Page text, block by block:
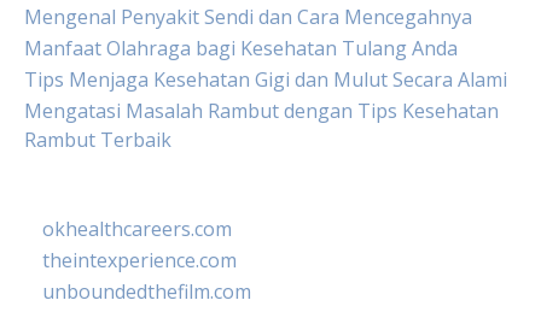
Mengenal Penyakit Sendi dan Cara Mencegahnya
Manfaat Olahraga bagi Kesehatan Tulang Anda
Tips Menjaga Kesehatan Gigi dan Mulut Secara Alami
Mengatasi Masalah Rambut dengan Tips Kesehatan
Rambut Terbaik
okhealthcareers.com
theintexperience.com
unboundedthefilm.com